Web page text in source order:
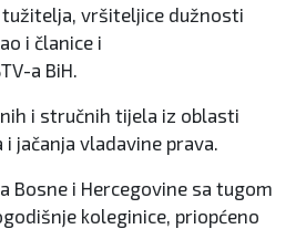
vršiteljice dužnosti
i članice i
a BiH.
i stručnih tijela iz oblasti
jačanja vladavine prava.
Bosne i Hercegovine sa tugom
koleginice, priopćeno